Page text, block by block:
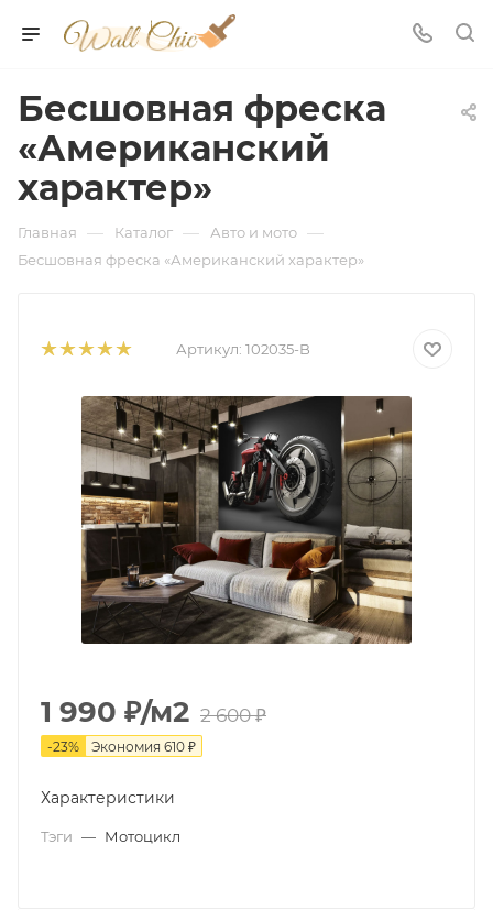
Бесшовная фреска
«Американский
характер»
Главная — Каталог — Авто и мото —
Бесшовная фреска «Американский характер»
Артикул: 102035-B
1 990 ₽/м2 2 600₽
-23% Экономия 610 ₽
Характеристики
Тэги — Мотоцикл